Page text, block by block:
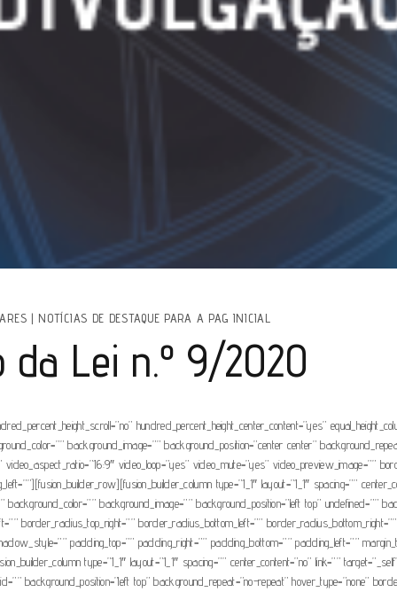
| NOTÍCIAS DE DESTAQUE PARA A PAG INICIAL
da Lei n.º 9/2020
hundred_percent_height_center_content=”yes”
background_image=”” background_position=”center center”
video_loop=”yes” video_mute=”yes” video_preview_image=””
type=”1_1″ layout=”1_1″ spacing=””
background_image=”” background_position=”left top” undefined=””
border_radius_top_right=”” border_radius_bottom_left=””
padding_top=”” padding_right=”” padding_bottom=”” padding_left=””
type=”1_1″ layout=”1_1″ spacing=”” center_content=”no” link=””
background_position=”left top” background_repeat=”no-repeat” hover_type=”none”